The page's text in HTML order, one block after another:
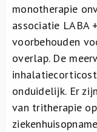
monotherapie
associatie
voorbehouden
overlap. De
onduidelijk. Er
van tritherapie